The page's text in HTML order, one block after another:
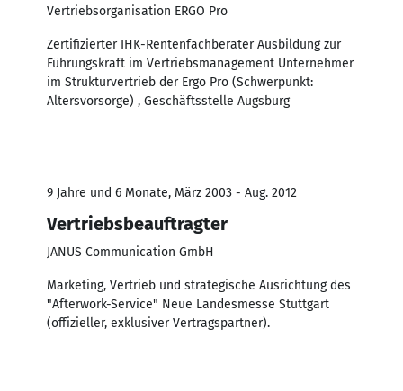
Vertriebsorganisation ERGO Pro
Zertifizierter IHK-Rentenfachberater Ausbildung zur
Führungskraft im Vertriebsmanagement Unternehmer
im Strukturvertrieb der Ergo Pro (Schwerpunkt:
Altersvorsorge) , Geschäftsstelle Augsburg
9 Jahre und 6 Monate, März 2003 - Aug. 2012
Vertriebsbeauftragter
JANUS Communication GmbH
Marketing, Vertrieb und strategische Ausrichtung des
"Afterwork-Service" Neue Landesmesse Stuttgart
(offizieller, exklusiver Vertragspartner).